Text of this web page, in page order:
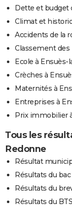
Dette et budget
Climat et
Accidents de la
Classement des
Ecole à Ensuès-
Crèches à
Maternités à
Entreprises à
Prix immobilier
Tous les
Redonne
Résultat
Résultats du
Résultats du
Résultats du